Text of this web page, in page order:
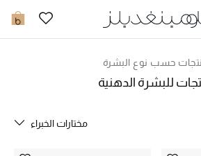
0 سريع
حديثاً
حسب نوع البشرة
للبشرة الدهنية
مختارات الخبراء